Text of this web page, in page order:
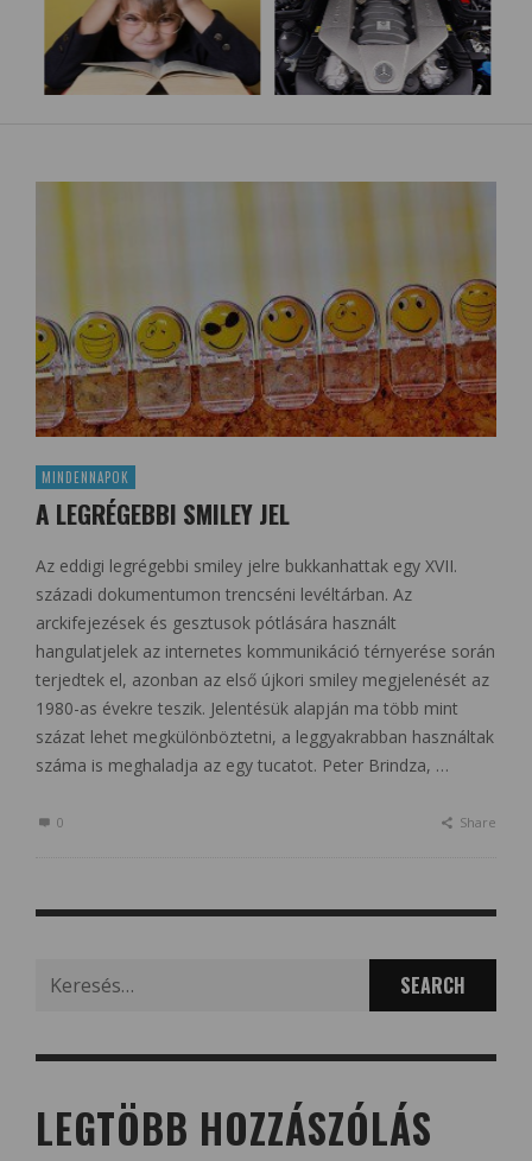
MINDENNAPOK
A LEGRÉGEBBI SMILEY JEL
Az eddigi legrégebbi smiley jelre bukkanhattak egy XVII.
századi dokumentumon trencséni levéltárban. Az
arckifejezések és gesztusok pótlására használt
hangulatjelek az internetes kommunikáció térnyerése során
terjedtek el, azonban az első újkori smiley megjelenését az
1980-as évekre teszik. Jelentésük alapján ma több mint
százat lehet megkülönböztetni, a leggyakrabban használtak
száma is meghaladja az egy tucatot. Peter Brindza, …
0 Share
LEGTÖBB HOZZÁSZÓLÁS